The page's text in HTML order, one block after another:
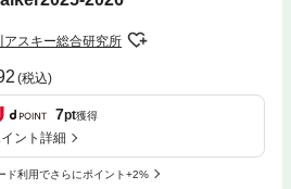
アスキー総合研究所
(税込)
7pt獲得
ント詳細
ド利用でさらにポイント+2%